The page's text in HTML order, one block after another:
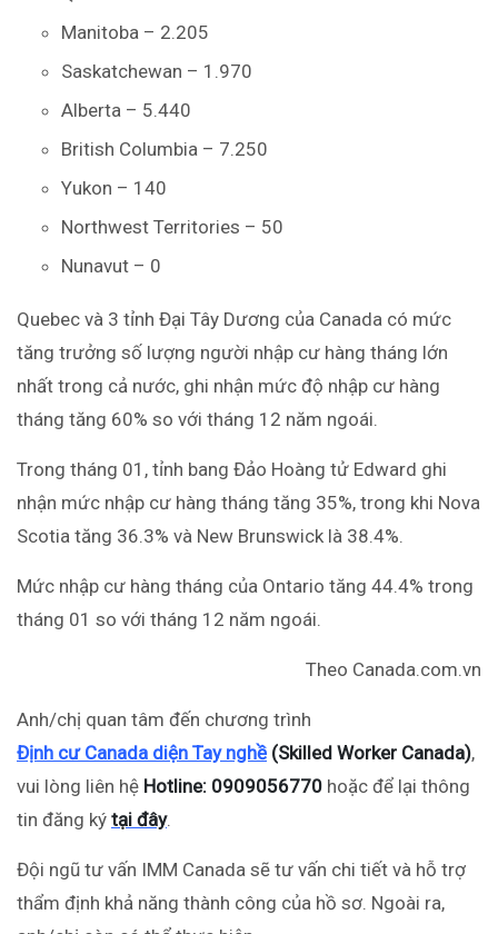
Manitoba – 2.205
Saskatchewan – 1.970
Alberta – 5.440
British Columbia – 7.250
Yukon – 140
Northwest Territories – 50
Nunavut – 0
Quebec và 3 tỉnh Đại Tây Dương của Canada có mức
tăng trưởng số lượng người nhập cư hàng tháng lớn
nhất trong cả nước, ghi nhận mức độ nhập cư hàng
tháng tăng 60% so với tháng 12 năm ngoái.
Trong tháng 01, tỉnh bang Đảo Hoàng tử Edward ghi
nhận mức nhập cư hàng tháng tăng 35%, trong khi Nova
Scotia tăng 36.3% và New Brunswick là 38.4%.
Mức nhập cư hàng tháng của Ontario tăng 44.4% trong
tháng 01 so với tháng 12 năm ngoái.
Theo Canada.com.vn
Anh/chị quan tâm đến chương trình
Định cư Canada diện Tay nghề (Skilled Worker Canada),
vui lòng liên hệ Hotline: 0909056770 hoặc để lại thông
tin đăng ký tại đây.
Đội ngũ tư vấn IMM Canada sẽ tư vấn chi tiết và hỗ trợ
thẩm định khả năng thành công của hồ sơ. Ngoài ra,